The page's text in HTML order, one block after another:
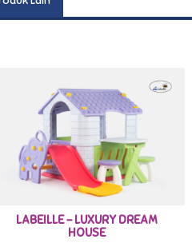
LABEILLE – LUXURY DREAM
HOUSE